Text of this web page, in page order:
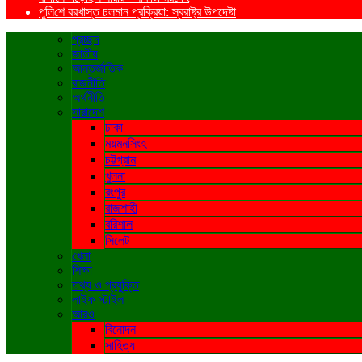
পু‌লি‌শে বরখাস্ত চলমান প্রক্রিয়া: স্বরাষ্ট্র উপদেষ্টা
প্রচ্ছদ
জাতীয়
আন্তর্জাতিক
রাজনীতি
অর্থনীতি
সারাদেশ
ঢাকা
ময়মনসিংহ
চট্টগ্রাম
খুলনা
রংপুর
রাজশাহী
বরিশাল
সিলেট
খেলা
শিক্ষা
তথ্য ও প্রযুক্তি
লাইফ স্টাইল
আরও
বিনোদন
সাহিত্য